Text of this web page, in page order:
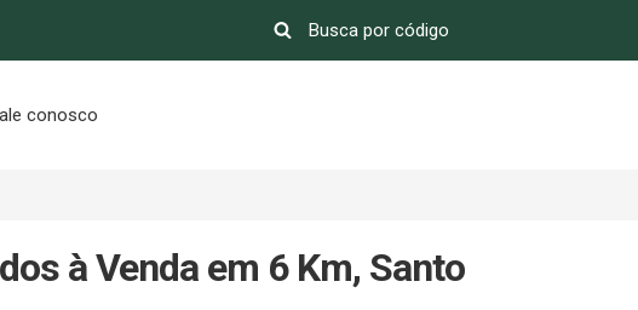
conosco
à Venda em 6 Km, Santo